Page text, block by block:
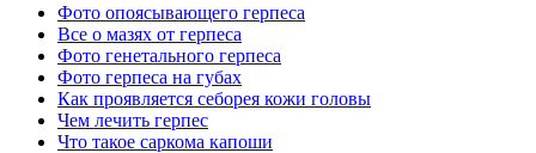
Фото опоясывающего герпеса
Все о мазях от герпеса
Фото генетального герпеса
Фото герпеса на губах
Как проявляется себорея кожи головы
Чем лечить герпес
Что такое саркома капоши